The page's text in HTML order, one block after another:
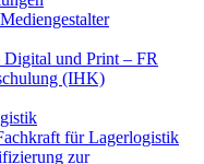
und Print – FR
(IHK)
für Lagerlogistik
zur